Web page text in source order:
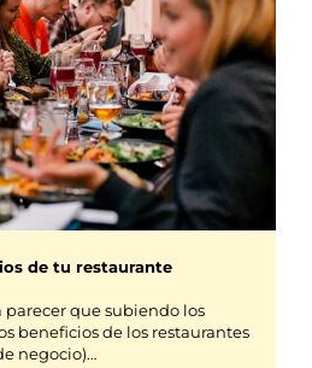
de tu restaurante
que subiendo los
beneficios de los restaurantes
negocio)…